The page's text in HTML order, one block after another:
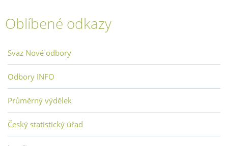
Oblíbené odkazy
Svaz Nové odbory
Odbory INFO
Průměrný výdělek
Český statistický úřad